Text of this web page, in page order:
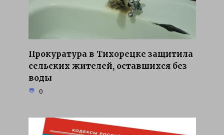
Прокуратура в Тихорецке защитила
сельских жителей, оставшихся без
воды
0